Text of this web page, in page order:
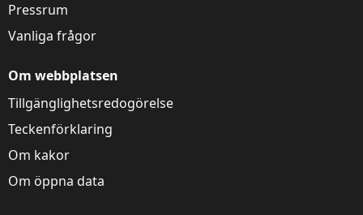
Pressrum
Vanliga frågor
Om webbplatsen
Tillgänglighetsredogörelse
Teckenförklaring
Om kakor
Om öppna data